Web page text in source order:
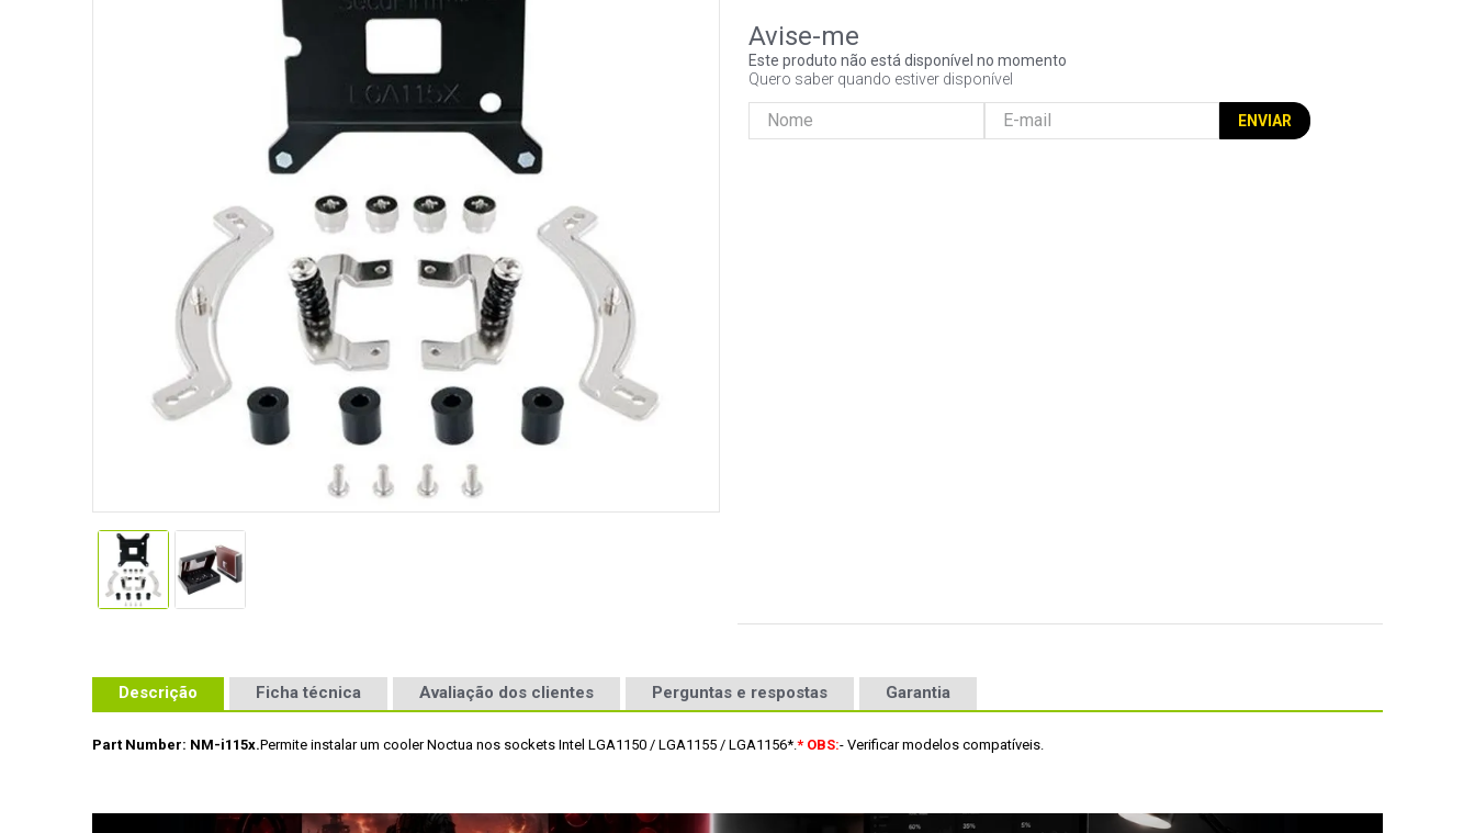
Este produto não está disponível no momento
Quero saber quando estiver disponível
ENVIAR
Descrição Ficha técnica Avaliação dos clientes Perguntas e respostas Garantia
Part Number: NM-i115x.Permite instalar um cooler Noctua nos sockets Intel LGA1150 / LGA1155 / LGA1156*.* OBS:- Verificar modelos compatíveis.